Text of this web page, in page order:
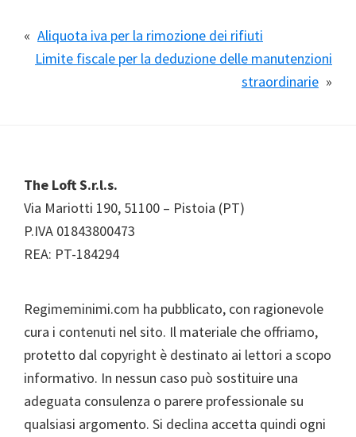
« Aliquota iva per la rimozione dei rifiuti
Limite fiscale per la deduzione delle manutenzioni
straordinarie »
Footer
The Loft S.r.l.s.
Via Mariotti 190, 51100 – Pistoia (PT)
P.IVA 01843800473
REA: PT-184294
Regimeminimi.com ha pubblicato, con ragionevole
cura i contenuti nel sito. Il materiale che offriamo,
protetto dal copyright è destinato ai lettori a scopo
informativo. In nessun caso può sostituire una
adeguata consulenza o parere professionale su
qualsiasi argomento. Si declina accetta quindi ogni